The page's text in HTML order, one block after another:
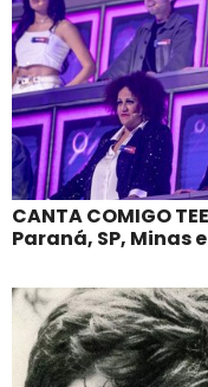
CANTA COMIGO
Paraná, SP, Minas